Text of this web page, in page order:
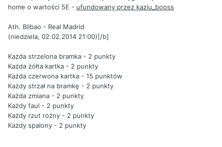
home o wartości 5E - ufundowany przez kaziu_booss
Ath. Bilbao - Real Madrid
(niedziela, 02.02.2014 21:00)[/b]
Każda strzelona bramka - 2 punkty
Każda żółta kartka - 2 punkty
Każda czerwona kartka - 15 punktów
Każdy strzał na bramkę - 2 punkty
Każda zmiana - 2 punkty
Każdy faul - 2 punkty
Każdy rzut rożny - 2 punkty
Każdy spalony - 2 punkty